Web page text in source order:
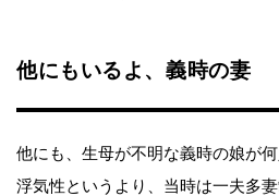
他にもいるよ、義時の妻
他にも、生母が不明な義時の娘が
浮気性というより、当時は一夫多